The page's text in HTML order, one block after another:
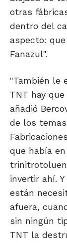
otras
dentro del
aspecto:
Fanazul".
"También le
TNT hay
añadió
de los
que había
invertir ahí.
están
afuera,
sin ningún
TNT la